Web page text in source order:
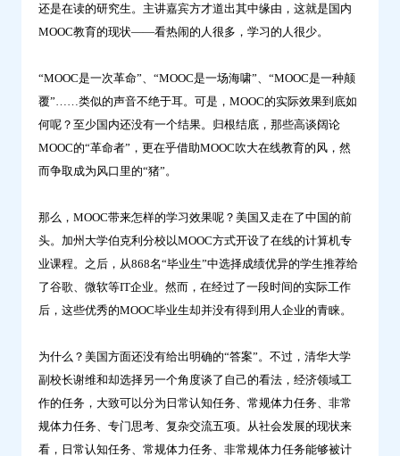
还是在读的研究生。主讲嘉宾方才道出其中缘由，这就是国内
MOOC教育的现状——看热闹的人很多，学习的人很少。
“MOOC是一次革命”、“MOOC是一场海啸”、“MOOC是一种颠
覆”……类似的声音不绝于耳。可是，MOOC的实际效果到底如
何呢？至少国内还没有一个结果。归根结底，那些高谈阔论
MOOC的“革命者”，更在乎借助MOOC吹大在线教育的风，然
而争取成为风口里的“猪”。
那么，MOOC带来怎样的学习效果呢？美国又走在了中国的前
头。加州大学伯克利分校以MOOC方式开设了在线的计算机专
业课程。之后，从868名“毕业生”中选择成绩优异的学生推荐给
了谷歌、微软等IT企业。然而，在经过了一段时间的实际工作
后，这些优秀的MOOC毕业生却并没有得到用人企业的青睐。
为什么？美国方面还没有给出明确的“答案”。不过，清华大学
副校长谢维和却选择另一个角度谈了自己的看法，经济领域工
作的任务，大致可以分为日常认知任务、常规体力任务、非常
规体力任务、专门思考、复杂交流五项。从社会发展的现状来
看，日常认知任务、常规体力任务、非常规体力任务能够被计